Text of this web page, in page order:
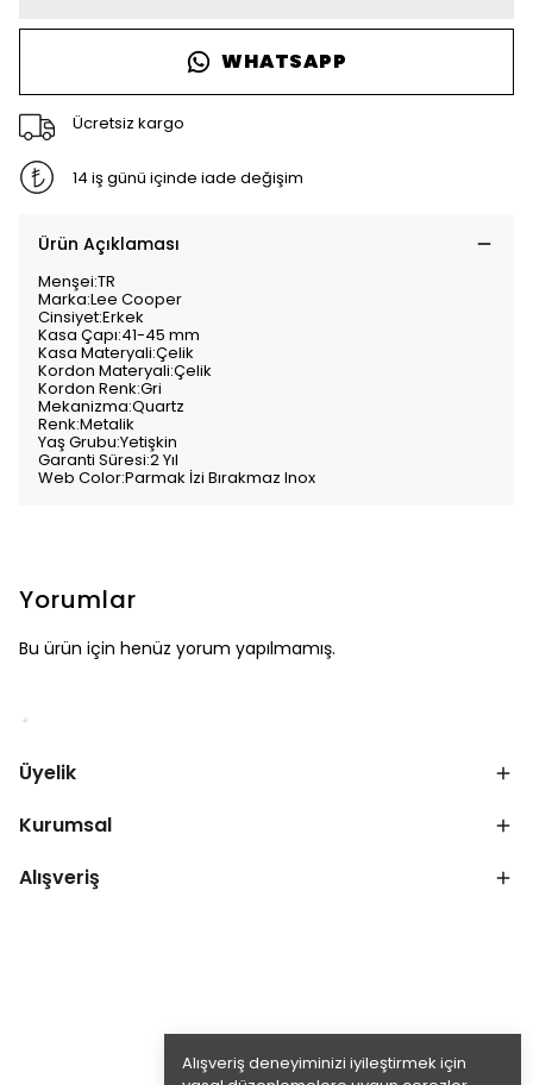
Alışveriş deneyiminizi iyileştirmek için
WHATSAPP
Ücretsiz kargo
14 iş günü içinde iade değişim
Ürün Açıklaması
Menşei:TR
Marka:Lee Cooper
Cinsiyet:Erkek
Kasa Çapı:41-45 mm
Kasa Materyali:Çelik
Kordon Materyali:Çelik
Kordon Renk:Gri
Mekanizma:Quartz
Renk:Metalik
Yaş Grubu:Yetişkin
Garanti Süresi:2 Yıl
Web Color:Parmak İzi Bırakmaz Inox
Yorumlar
Bu ürün için henüz yorum yapılmamış.
Üyelik
Kurumsal
Alışveriş